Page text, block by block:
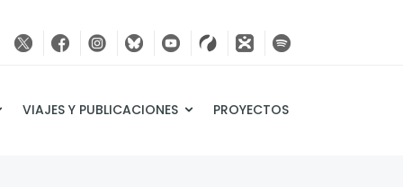
VIAJES Y PUBLICACIONES PROYECTOS